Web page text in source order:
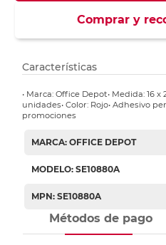
Comprar y
Características
• Marca: Office Depot• Medida: 16
unidades• Color: Rojo• Adhesivo
promociones
MARCA: OFFICE DEPOT
MODELO: SE10880A
MPN: SE10880A
Métodos de pago